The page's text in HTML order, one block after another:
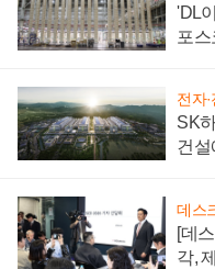
'DL
포스
전자
SK
건설
데스
[데
각,